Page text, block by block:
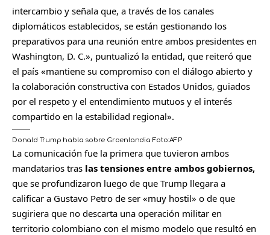
intercambio y señala que, a través de los canales
diplomáticos establecidos, se están gestionando los
preparativos para una reunión entre ambos presidentes en
Washington, D. C.», puntualizó la entidad, que reiteró que
el país «mantiene su compromiso con el diálogo abierto y
la colaboración constructiva con Estados Unidos, guiados
por el respeto y el entendimiento mutuos y el interés
compartido en la estabilidad regional».
Donald Trump habla sobre Groenlandia Foto:AFP
La comunicación fue la primera que tuvieron ambos
mandatarios tras las tensiones entre ambos gobiernos,
que se profundizaron luego de que Trump llegara a
calificar a Gustavo Petro de ser «muy hostil» o de que
sugiriera que no descarta una operación militar en
territorio colombiano con el mismo modelo que resultó en